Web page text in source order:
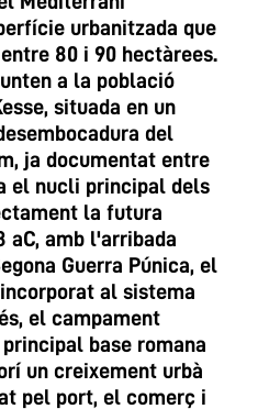
urbanitzada que
80 i 90 hectàrees.
a la població
situada en un
del
ja documentat entre
el nucli principal dels
la futura
aC, amb l'arribada
Guerra Púnica, el
al sistema
el campament
base romana
un creixement urbà
pel port, el comerç i